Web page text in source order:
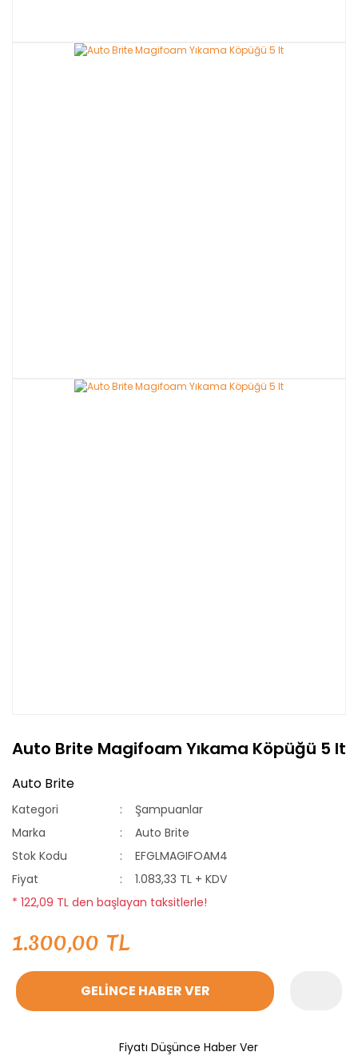
Auto Brite Magifoam Yıkama Köpüğü 5 lt
Auto Brite
Kategori
Şampuanlar
Marka
Auto Brite
Stok Kodu
EFGLMAGIFOAM4
Fiyat
1.083,33 TL + KDV
* 122,09 TL den başlayan taksitlerle!
1.300,00 TL
GELİNCE HABER VER
Fiyatı Düşünce Haber Ver